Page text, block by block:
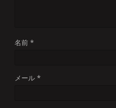
名前 *
メール *